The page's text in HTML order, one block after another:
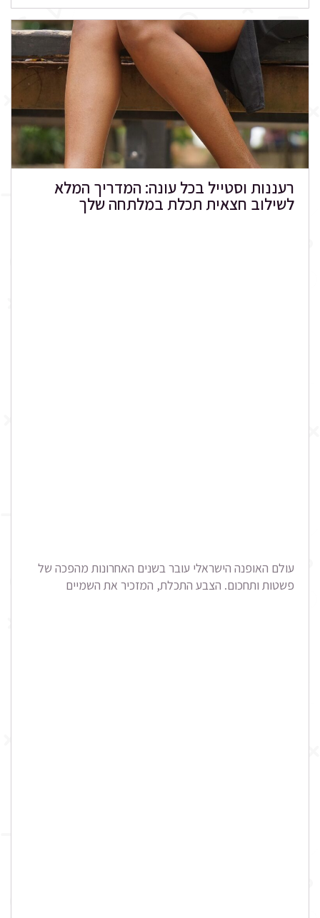
רעננות וסטייל בכל עונה: המדריך המלא
לשילוב חצאית תכלת במלתחה שלך
עולם האופנה הישראלי עובר בשנים האחרונות מהפכה של
פשטות ותחכום. הצבע התכלת, המזכיר את השמיים